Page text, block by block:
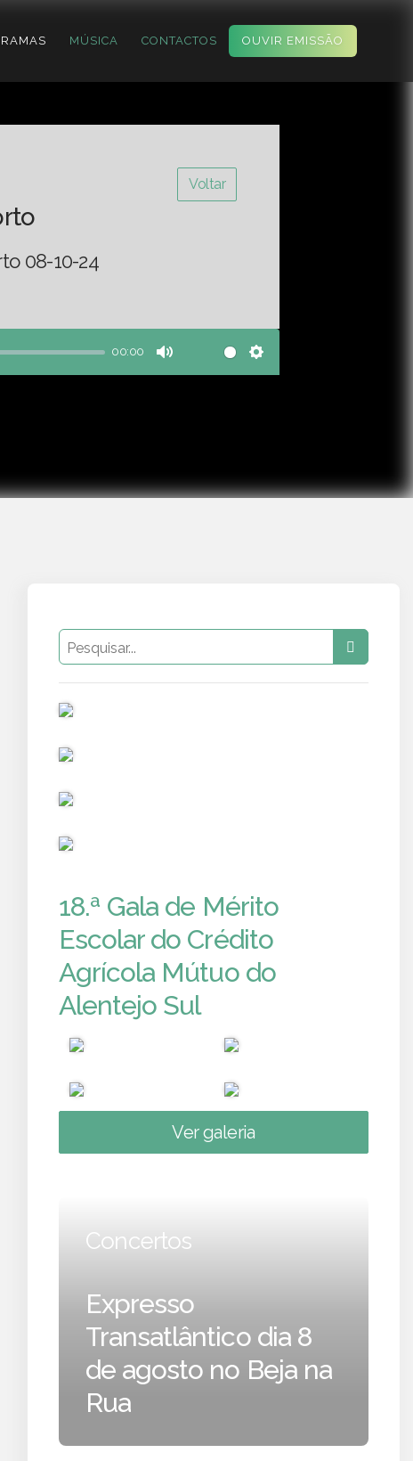
MÚSICA CONTACTOS OUVIR EMISSÃO
Voltar
08-10-24
00:00
Mute Settings
18.ª Gala de Mérito
Escolar do Crédito
Agrícola Mútuo do
Alentejo Sul
Ver galeria
Concertos
Expresso
Transatlântico dia 8
de agosto no Beja na
Rua